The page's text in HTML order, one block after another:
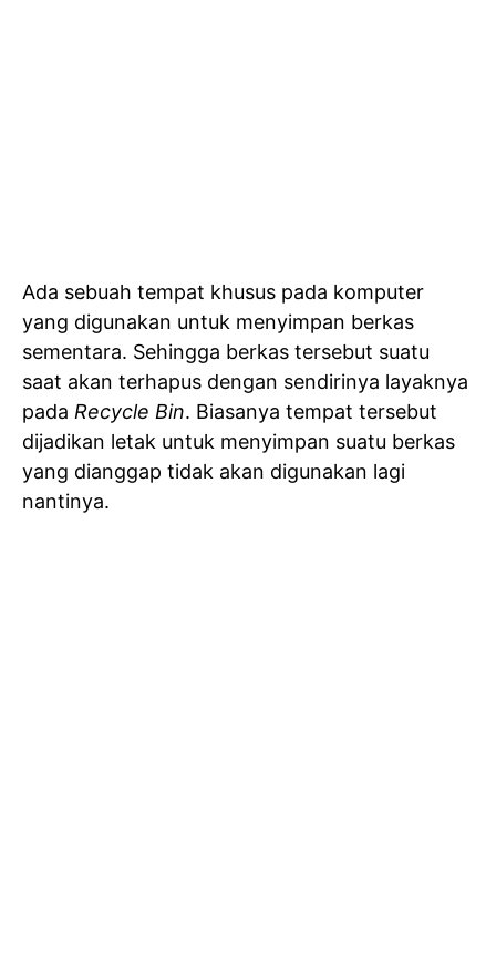
Ada sebuah tempat khusus pada komputer
yang digunakan untuk menyimpan berkas
sementara. Sehingga berkas tersebut suatu
saat akan terhapus dengan sendirinya layaknya
pada Recycle Bin. Biasanya tempat tersebut
dijadikan letak untuk menyimpan suatu berkas
yang dianggap tidak akan digunakan lagi
nantinya.